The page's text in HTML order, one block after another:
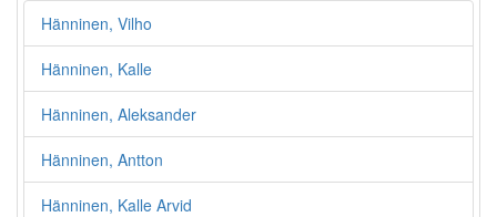
Hänninen, Vilho
Hänninen, Kalle
Hänninen, Aleksander
Hänninen, Antton
Hänninen, Kalle Arvid